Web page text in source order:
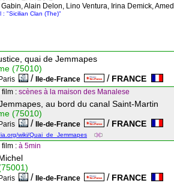
Alain Delon, Lino Ventura, Irina Demick,
: "Sicilian Clan (The)"
quai de Jemmapes
(75010)
/ Ile-de-France / FRANCE
film : scènes à la maison des Manalese
au bord du canal Saint-Martin
(75010)
/ Ile-de-France / FRANCE
wiki/Quai_de_Jemmapes
film : à 5min
/ Ile-de-France / FRANCE